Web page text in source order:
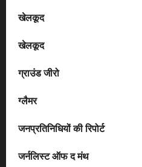
खेलकूद
खेलकूद
ग्राउंड जीरो
ग्लैमर
जनप्रतिनिधियों की रिपोर्ट
जर्नलिस्ट ऑफ द मंथ